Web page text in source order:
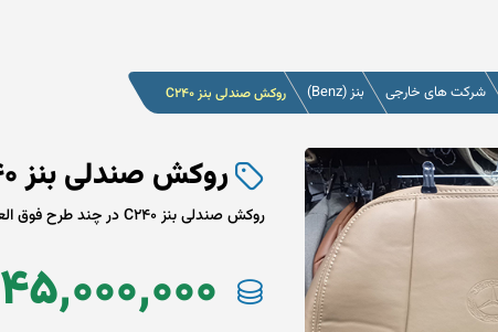
شرکت های خارجی بنز (Benz) روکش صندلی بنز C240
روکش صندلی بنز C240
روکش صندلی بنز C240 در چند طرح فوق العاده باکیفیت
45,000,000